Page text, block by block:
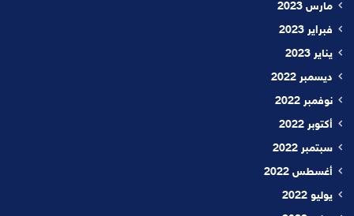
مارس 2023
فبراير 2023
يناير 2023
ديسمبر 2022
نوفمبر 2022
أكتوبر 2022
سبتمبر 2022
أغسطس 2022
يوليو 2022